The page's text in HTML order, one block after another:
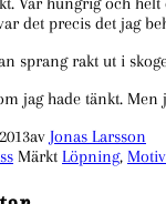
det precis det jag
sprang rakt ut i
jag hade tänkt.
av Jonas Larsson
Märkt Löpning,